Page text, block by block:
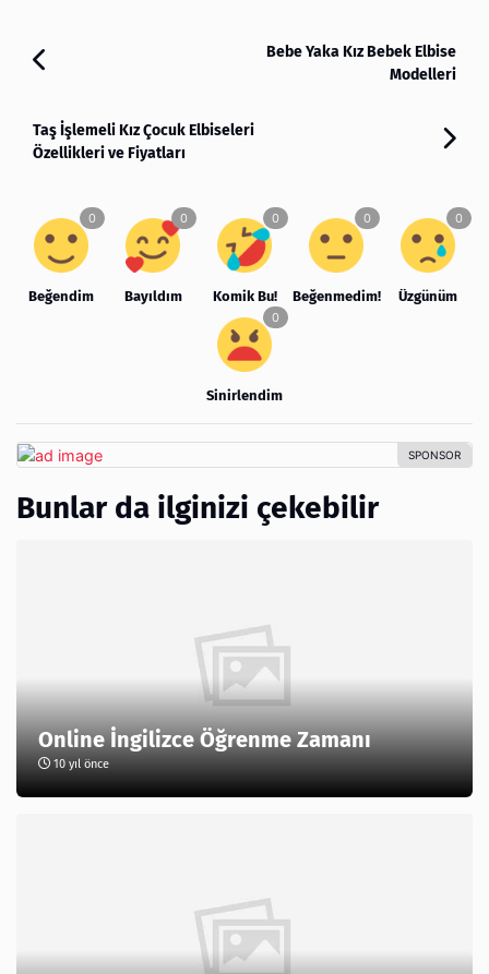
Bebe Yaka Kız Bebek Elbise
Modelleri
Taş İşlemeli Kız Çocuk Elbiseleri
Özellikleri ve Fiyatları
Beğendim Bayıldım Komik Bu! Beğenmedim! Üzgünüm
Sinirlendim
Bunlar da ilginizi çekebilir
Online İngilizce Öğrenme Zamanı
10 yıl önce